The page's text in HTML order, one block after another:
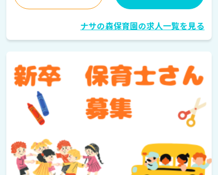
ナサの森保育園の求人一覧を見る